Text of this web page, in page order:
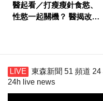
醫起看／打瘦瘦針食慾、
性慾一起關機？ 醫揭改善
東森新聞 51 頻道
24h live news